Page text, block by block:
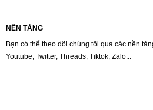
NỀN TẢNG
Bạn có thể theo dõi chúng tôi qua các nền
Youtube, Twitter, Threads, Tiktok, Zalo...